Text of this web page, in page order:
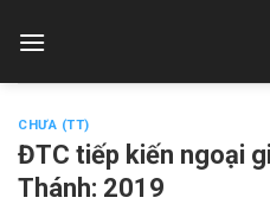
CHƯA (TT)
ĐTC tiếp kiến ngoại
Thánh: 2019